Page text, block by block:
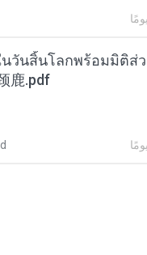
นวันสิ้นโลกพร้อมมิติส่ว
鹿.pdf